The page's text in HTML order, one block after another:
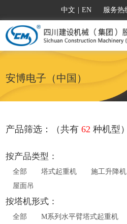
中文 EN 服务热
安博电子（中国）
产品筛选：（共有62 种机型）
按产品类型：
全部 塔式起重机 施工升降机
屋面吊
按塔机形式：
全部 M系列水平臂塔式起重机